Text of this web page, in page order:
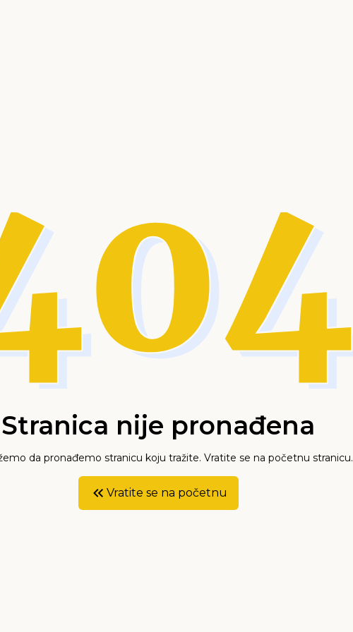
Stranica nije pronađena
da pronađemo stranicu koju tražite. Vratite se na početnu stranicu.
Vratite se na početnu